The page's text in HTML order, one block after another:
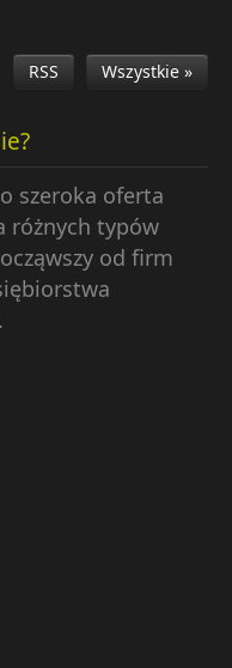
RSS Wszystkie »
szeroka oferta
różnych typów
od firm